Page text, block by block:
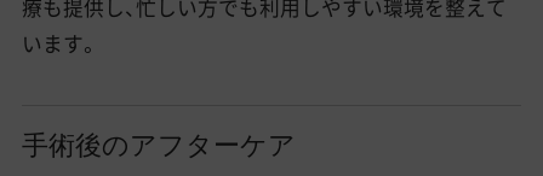
療も提供し、忙しい方でも利用しやすい環境を整えて
います。
手術後のアフターケア